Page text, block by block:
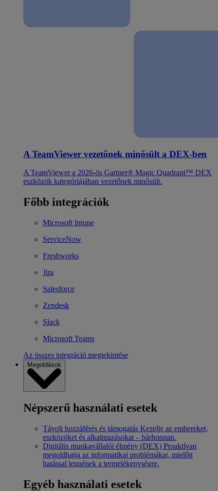
A TeamViewer vezetőnek minősült a DEX-ben
A TeamViewer a 2026-ös Gartner® Magic Quadrant™ DEX
eszközök kategóriájában vezetőnek minősült.
Főbb integrációk
Microsoft Intune
ServiceNow
Freshworks
Jira
Salesforce
Zendesk
Slack
Microsoft Teams
Az összes integráció megtekintése
Megoldások
Népszerű használati esetek
Távoli hozzáférés és támogatás Kezelje az embereket,
eszközöket és alkalmazásokat – bárhonnan.
Digitális munkavállalói élmény (DEX) Proaktívan
megoldhatja az informatikai problémákat, mielőtt
hatással lennének a termelékenységre.
Egyéb használati esetek